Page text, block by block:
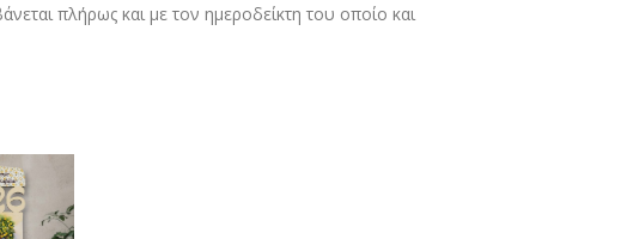
πλήρως και με τον ημεροδείκτη του οποίο και